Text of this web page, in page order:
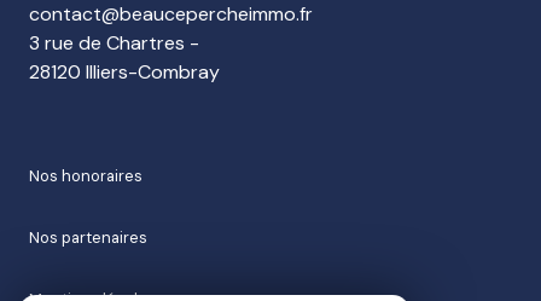
contact@beaucepercheimmo.fr
3 rue de Chartres -
28120 Illiers-Combray
nos honoraires
nos partenaires